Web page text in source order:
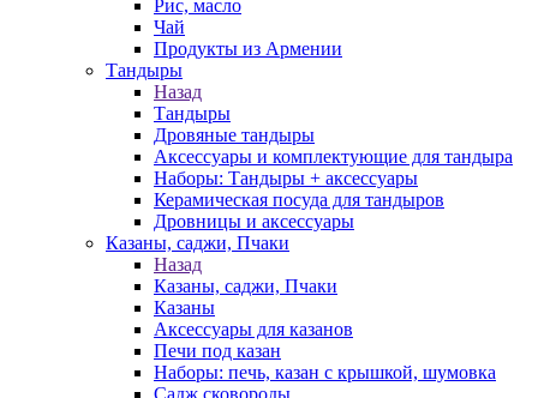
Рис, масло
Чай
Продукты из Армении
Тандыры
Назад
Тандыры
Дровяные тандыры
Аксессуары и комплектующие для тандыра
Наборы: Тандыры + аксессуары
Керамическая посуда для тандыров
Дровницы и аксессуары
Казаны, саджи, Пчаки
Назад
Казаны, саджи, Пчаки
Казаны
Аксессуары для казанов
Печи под казан
Наборы: печь, казан с крышкой, шумовка
Садж сковороды